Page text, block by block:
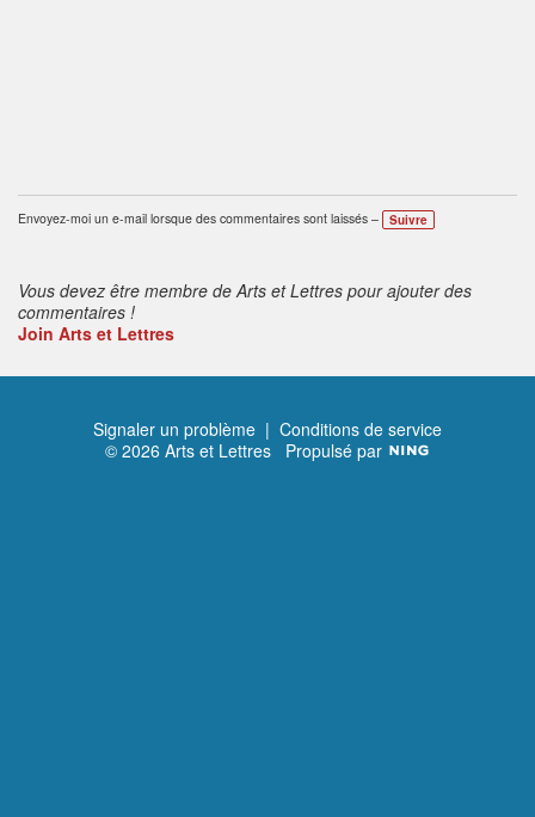
Envoyez-moi un e-mail lorsque des commentaires sont laissés – Suivre
Vous devez être membre de Arts et Lettres pour ajouter des
commentaires !
Join Arts et Lettres
Signaler un problème | Conditions de service
© 2026 Arts et Lettres Propulsé par